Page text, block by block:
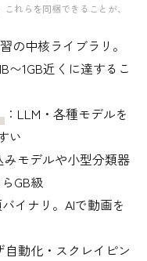
れらを同梱できることが、
の中核ライブラリ。
〜1GB近くに達するこ
：LLM・各種モデルを
い
みモデルや小型分類器
GB級
イナリ。AIで動画を
自動化・スクレイピン